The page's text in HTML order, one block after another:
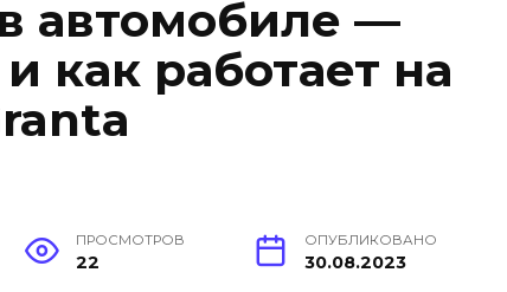
автомобиле —
как работает на
ПРОСМОТРОВ
22
ОПУБЛИКОВАНО
30.08.2023